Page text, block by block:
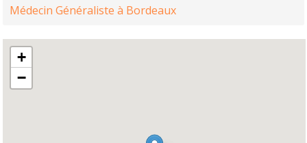
Médecin Généraliste à Bordeaux
+
−